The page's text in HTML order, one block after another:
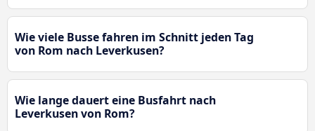
Wie viele Busse fahren im Schnitt jeden Tag
von Rom nach Leverkusen?
Wie lange dauert eine Busfahrt nach
Leverkusen von Rom?